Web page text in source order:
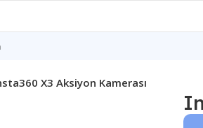
X3 Aksiyon Kamerası